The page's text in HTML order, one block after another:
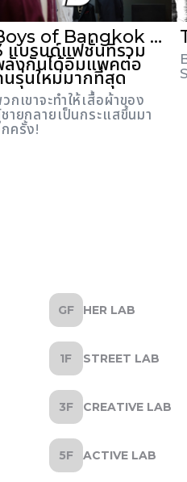
of Bangkok …
แบรนด์แฟชั่นที่รวม
ลังกันได้อิมแพคต่อ
นรุ่นใหม่มากที่สุด
กเขาจะทำให้เสื้อผ้าของ
ายกลายเป็นกระแสขึ้นมา
ครั้ง!
HER LAB
STREET LAB
CREATIVE LAB
ACTIVE LAB